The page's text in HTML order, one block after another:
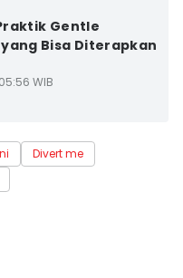
Gentle
Bisa Diterapkan
WIB
Divert me